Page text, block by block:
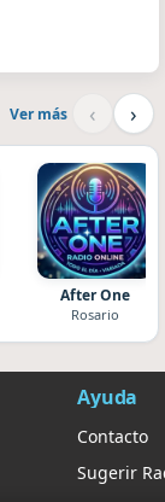
Ver más ‹ ›
After One
Rosario
Ayuda
Contacto
Sugerir